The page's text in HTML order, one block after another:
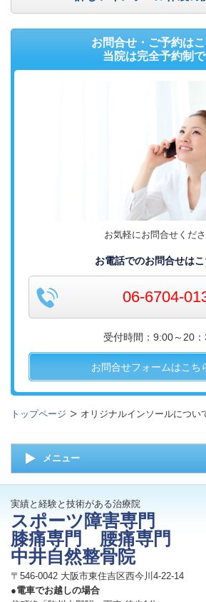
お問合せ・ご予約は
当院は完全予約制
お気軽にお問合せくだ
お電話でのお問合せは
06-6704-
受付時間：9:00～20
お問合せフォームはこち
トップページ オリジナルインソールについ
メニュー
実績と経験と技術がある治療院
スポーツ障害専門
膝痛専門 腰痛専門
中井自然整骨院
〒546-0042 大阪市東住吉区西今川4-22-14
●電車でお越しの場合